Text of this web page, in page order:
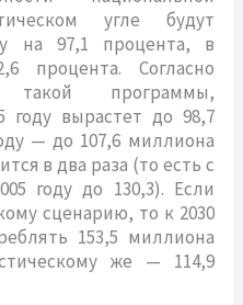
угле будут
на 97,1 процента, в
процента. Согласно
такой программы,
году вырастет до 98,7
— до 107,6 миллиона
в два раза (то есть с
году до 130,3). Если
сценарию, то к 2030
153,5 миллиона
же — 114,9